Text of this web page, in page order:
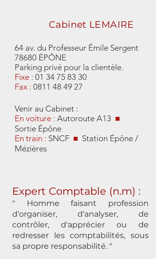
Cabinet LEMAIRE
64 av. du Professeur Émile Sergent
78680 ÉPÔNE
Parking privé pour la clientèle.
Fixe : 01 34 75 83 30
Fax : 0811 48 49 27
Venir au Cabinet :
En voiture : Autoroute A13 ■
Sortie Épône
En train : SNCF ■ Station Épône /
Mézières
Expert Comptable (n.m) :
" Homme faisant profession
d'organiser, d'analyser, de
contrôler, d'apprécier ou de
redresser les comptabilités, sous
sa propre responsabilité. "